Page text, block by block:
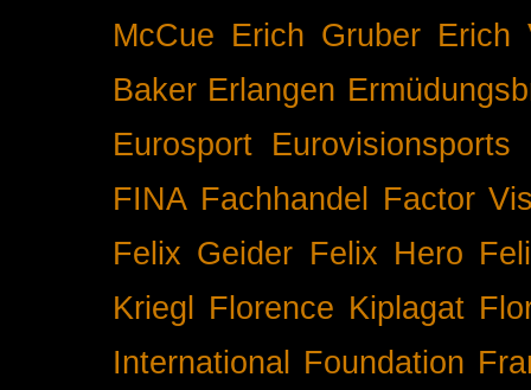
McCue Erich Gruber Erich
Baker Erlangen
Eurosport Eurovisionsports
FINA Fachhandel
Factor
Felix Geider Felix Hero
Kriegl
Florence Kiplagat
International
Foundation